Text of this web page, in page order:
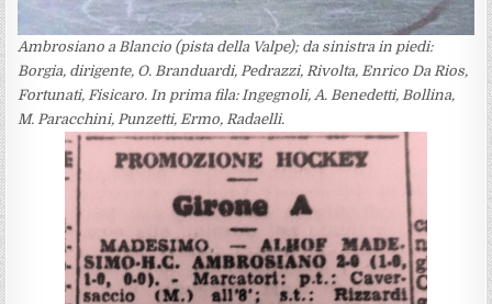
Ambrosiano a Blancio (pista della Valpe); da sinistra in piedi:
Borgia, dirigente, O. Branduardi, Pedrazzi, Rivolta, Enrico Da Rios,
Fortunati, Fisicaro. In prima fila: Ingegnoli, A. Benedetti, Bollina,
M. Paracchini, Punzetti, Ermo, Radaelli.